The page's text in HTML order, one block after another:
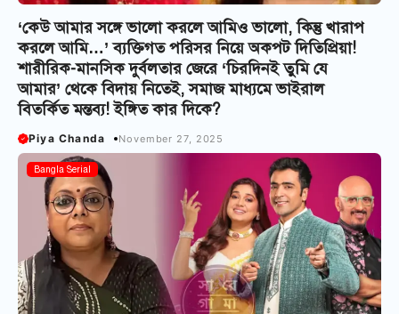
‘কেউ আমার সঙ্গে ভালো করলে আমিও ভালো, কিন্তু খারাপ
করলে আমি…’ ব্যক্তিগত পরিসর নিয়ে অকপট দিতিপ্রিয়া!
শারীরিক-মানসিক দুর্বলতার জেরে ‘চিরদিনই তুমি যে
আমার’ থেকে বিদায় নিতেই, সমাজ মাধ্যমে ভাইরাল
বিতর্কিত মন্তব্য! ইঙ্গিত কার দিকে?
Piya Chanda November 27, 2025
Bangla Serial